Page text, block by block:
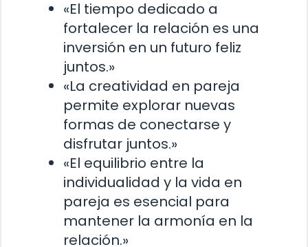
«El tiempo dedicado a
fortalecer la relación es una
inversión en un futuro feliz
juntos.»
«La creatividad en pareja
permite explorar nuevas
formas de conectarse y
disfrutar juntos.»
«El equilibrio entre la
individualidad y la vida en
pareja es esencial para
mantener la armonía en la
relación.»